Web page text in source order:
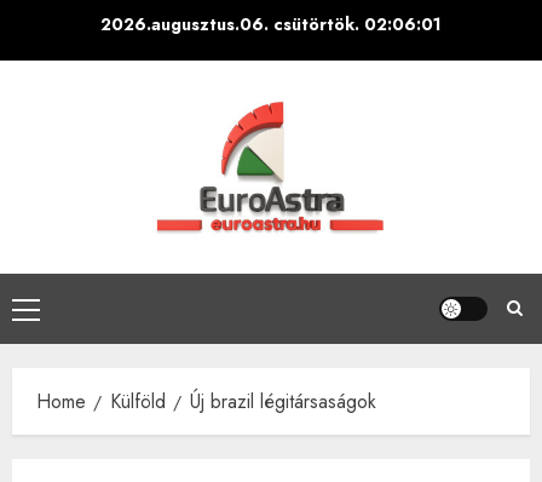
2026.augusztus.06. csütörtök. 02:06:02
Primary
Menu
Home Külföld Új brazil légitársaságok